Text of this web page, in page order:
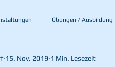
Übungen / Ausbildung
15. Nov. 2019 1 Min. Lesezeit